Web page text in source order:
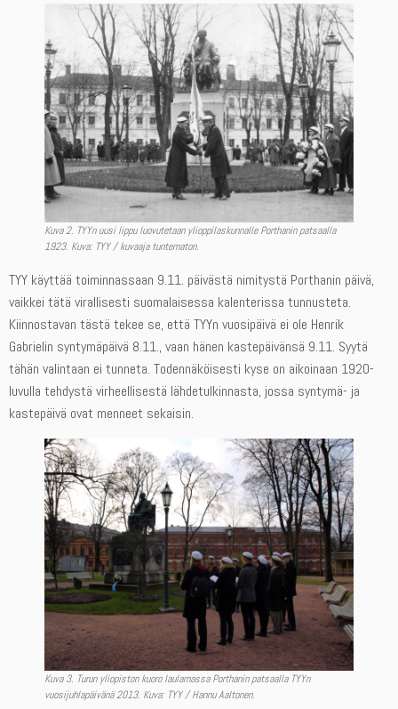
Kuva 2. TYYn uusi lippu luovutetaan ylioppilaskunnalle Porthanin patsaalla
1923. Kuva: TYY / kuvaaja tuntematon.
TYY käyttää toiminnassaan 9.11. päivästä nimitystä Porthanin päivä,
vaikkei tätä virallisesti suomalaisessa kalenterissa tunnusteta.
Kiinnostavan tästä tekee se, että TYYn vuosipäivä ei ole Henrik
Gabrielin syntymäpäivä 8.11., vaan hänen kastepäivänsä 9.11. Syytä
tähän valintaan ei tunneta. Todennäköisesti kyse on aikoinaan 1920-
luvulla tehdystä virheellisestä lähdetulkinnasta, jossa syntymä- ja
kastepäivä ovat menneet sekaisin.
Kuva 3. Turun yliopiston kuoro laulamassa Porthanin patsaalla TYYn
vuosijuhlapäivänä 2013. Kuva: TYY / Hannu Aaltonen.